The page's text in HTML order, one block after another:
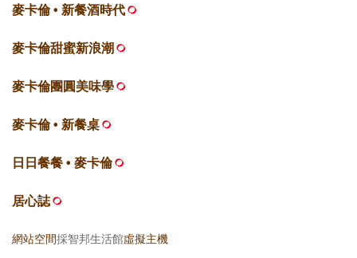
麥卡倫 • 新餐酒時代
麥卡倫甜蜜新浪潮
麥卡倫團圓美味學
麥卡倫 • 新餐桌
日日餐餐 • 麥卡倫
居心誌
網站空間採智邦生活館虛擬主機